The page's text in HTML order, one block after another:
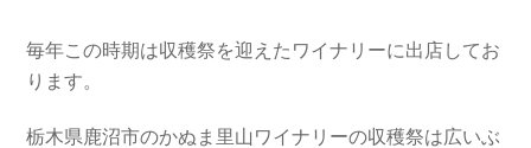
毎年この時期は収穫祭を迎えたワイナリーに出店してお
ります。
栃木県鹿沼市のかぬま里山ワイナリーの収穫祭は広いぶ